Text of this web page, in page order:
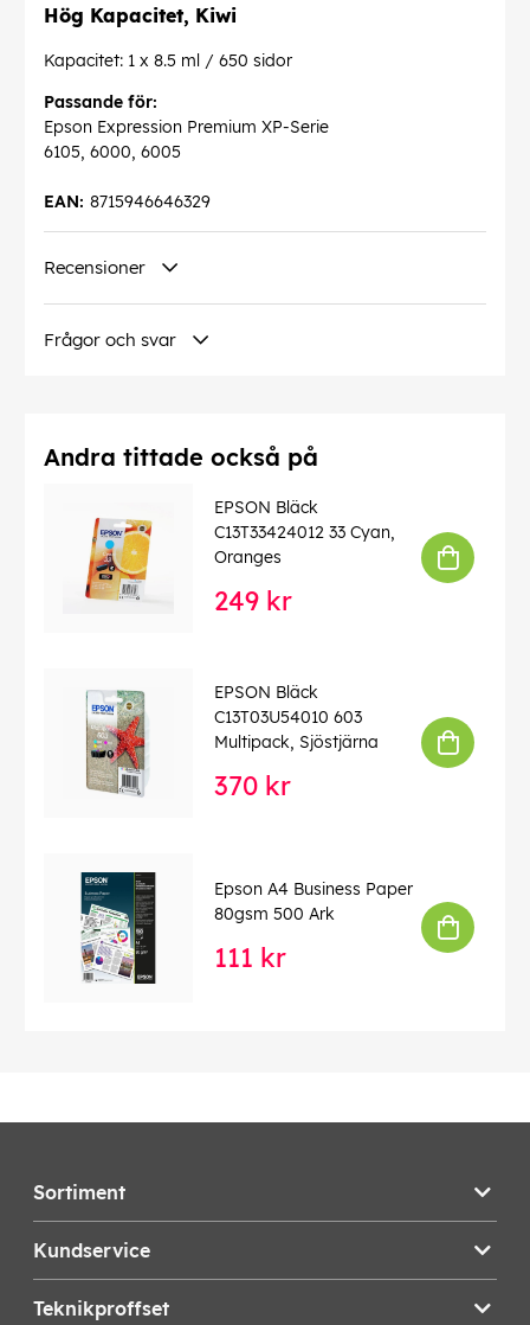
Hög Kapacitet, Kiwi
Kapacitet: 1 x 8.5 ml / 650 sidor
Passande för:
Epson Expression Premium XP-Serie
6105, 6000, 6005
8715946646329
EAN:
Recensioner
Frågor och svar
Andra tittade också på
EPSON Bläck
C13T33424012 33 Cyan,
Oranges
249 kr
EPSON Bläck
C13T03U54010 603
Multipack, Sjöstjärna
370 kr
Epson A4 Business Paper
80gsm 500 Ark
111 kr
Sortiment
Kundservice
Teknikproffset